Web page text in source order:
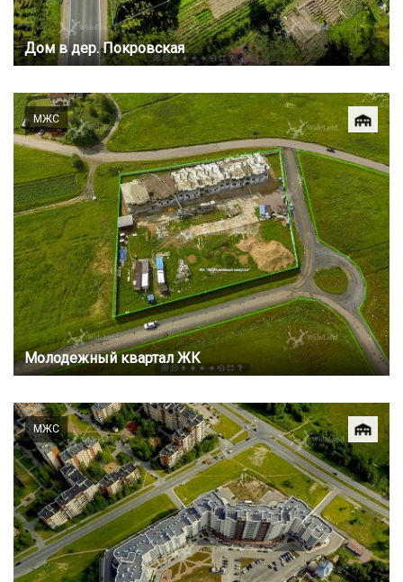
Дом в дер. Покровская
МЖС
Молодежный квартал ЖК
МЖС